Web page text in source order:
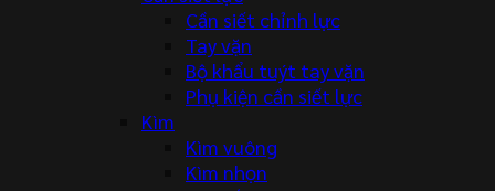
Cần siết chỉnh lực
Tay vặn
Bộ khẩu tuýt tay vặn
Phụ kiện cần siết lực
Kìm
Kìm vuông
Kìm nhọn